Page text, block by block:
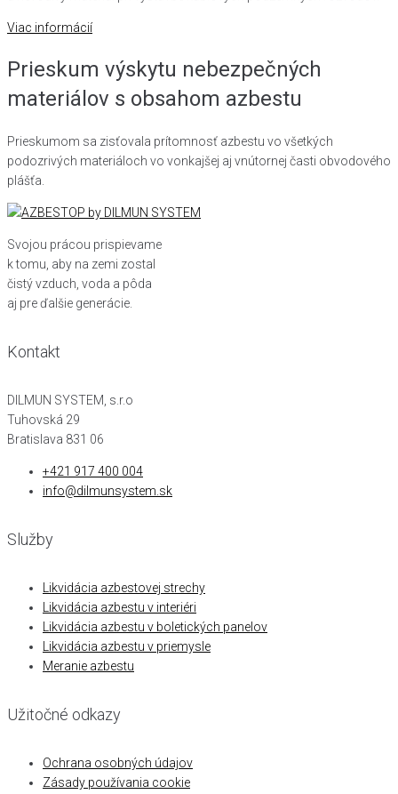
Viac informácií
Prieskum výskytu nebezpečných
materiálov s obsahom azbestu
Prieskumom sa zisťovala prítomnosť azbestu vo všetkých
podozrivých materiáloch vo vonkajšej aj vnútornej časti obvodového
plášťa.
Svojou prácou prispievame
k tomu, aby na zemi zostal
čistý vzduch, voda a pôda
aj pre ďalšie generácie.
Kontakt
DILMUN SYSTEM, s.r.o
Tuhovská 29
Bratislava 831 06
+421 917 400 004
info@dilmunsystem.sk
Služby
Likvidácia azbestovej strechy
Likvidácia azbestu v interiéri
Likvidácia azbestu v boletických panelov
Likvidácia azbestu v priemysle
Meranie azbestu
Užitočné odkazy
Ochrana osobných údajov
Zásady používania cookie